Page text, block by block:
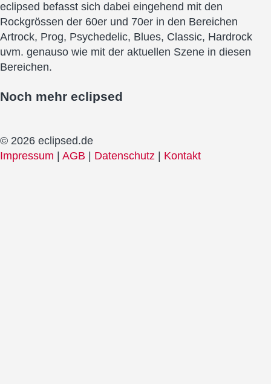
eclipsed befasst sich dabei eingehend mit den
Rockgrössen der 60er und 70er in den Bereichen
Artrock, Prog, Psychedelic, Blues, Classic, Hardrock
uvm. genauso wie mit der aktuellen Szene in diesen
Bereichen.
Noch mehr eclipsed
© 2026 eclipsed.de
Impressum
AGB Datenschutz Kontakt